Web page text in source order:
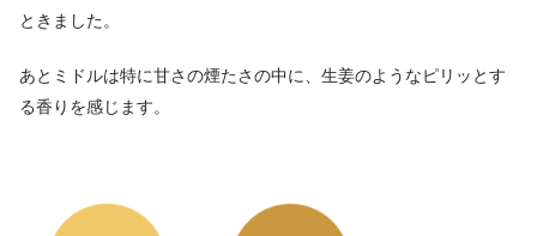
ときました。
あとミドルは特に甘さの煙たさの中に、生姜のようなピリッとす
る香りを感じます。